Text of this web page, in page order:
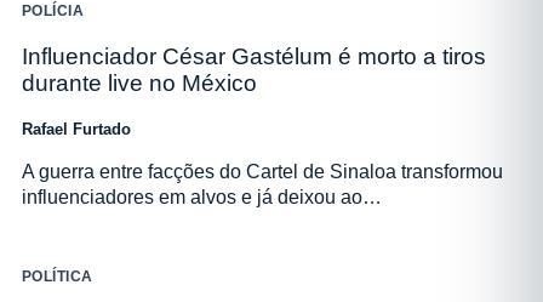
POLÍCIA
Influenciador César Gastélum é morto a tiros
durante live no México
Rafael Furtado
A guerra entre facções do Cartel de Sinaloa transformou
influenciadores em alvos e já deixou ao…
POLÍTICA